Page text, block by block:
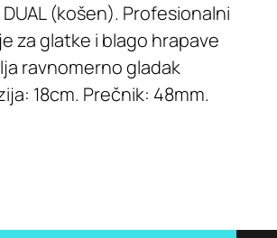
(košen). Profesionalni
za glatke i blago hrapave
ravnomerno gladak
18cm. Prečnik: 48mm.